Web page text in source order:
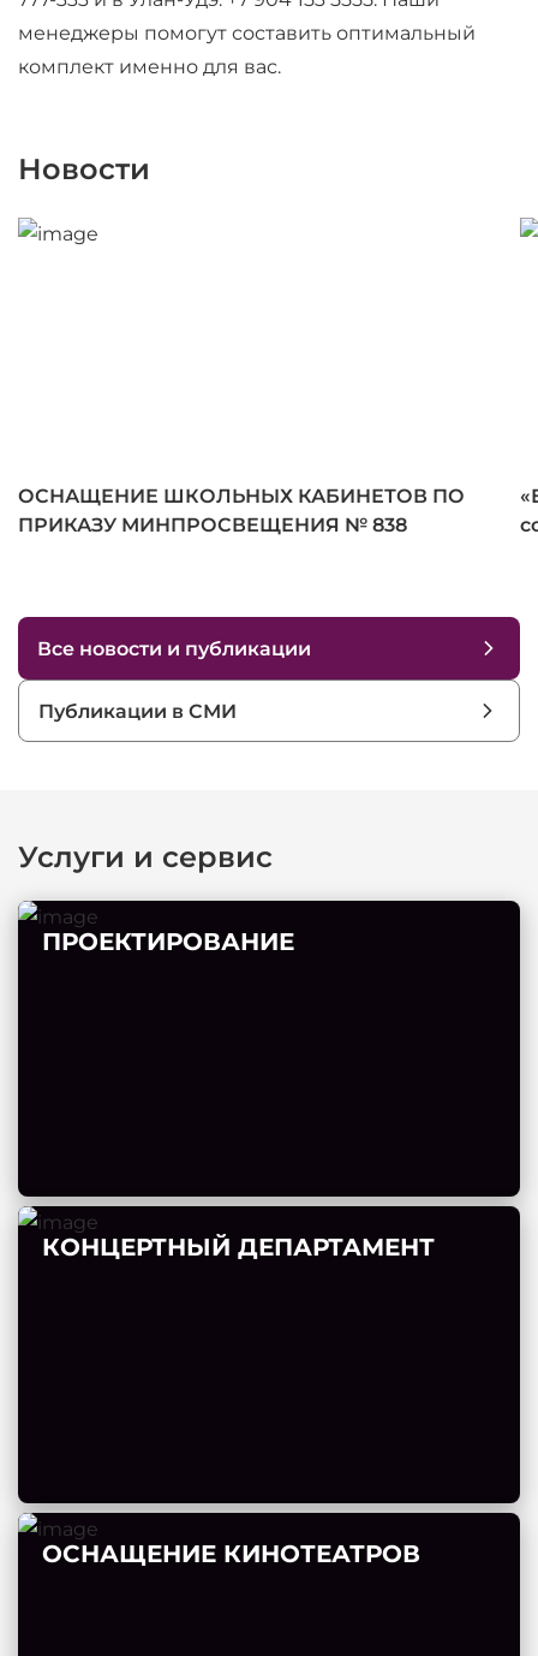
менеджеры помогут составить оптимальный
комплект именно для вас.
Новости
ОСНАЩЕНИЕ ШКОЛЬНЫХ КАБИНЕТОВ ПО
ПРИКАЗУ МИНПРОСВЕЩЕНИЯ № 838
Все новости и публикации
Публикации в СМИ
Услуги и сервис
ПРОЕКТИРОВАНИЕ
КОНЦЕРТНЫЙ ДЕПАРТАМЕНТ
ОСНАЩЕНИЕ КИНОТЕАТРОВ